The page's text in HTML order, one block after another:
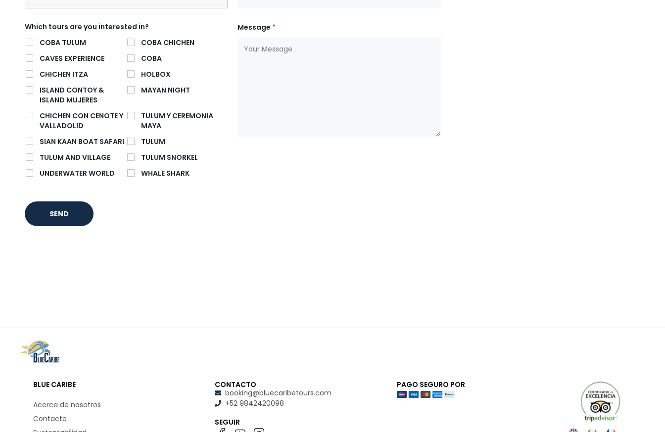
Which tours are you interested in?
COBA TULUM
COBA CHICHEN
CAVES EXPERIENCE
COBA
CHICHEN ITZA
HOLBOX
ISLAND CONTOY &
ISLAND MUJERES
MAYAN NIGHT
CHICHEN CON CENOTE Y
VALLADOLID
TULUM Y CEREMONIA
MAYA
SIAN KAAN BOAT SAFARI
TULUM
TULUM AND VILLAGE
TULUM SNORKEL
UNDERWATER WORLD
WHALE SHARK
Message *
BLUE CARIBE
Acerca de nosotros
Contacto
CONTACTO
booking@bluecaribetours.com
+52 9842420098
SEGUIR
PAGO SEGURO POR